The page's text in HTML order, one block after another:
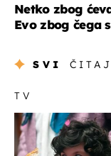
Netko zbog
Evo zbog čega
SVI
TV